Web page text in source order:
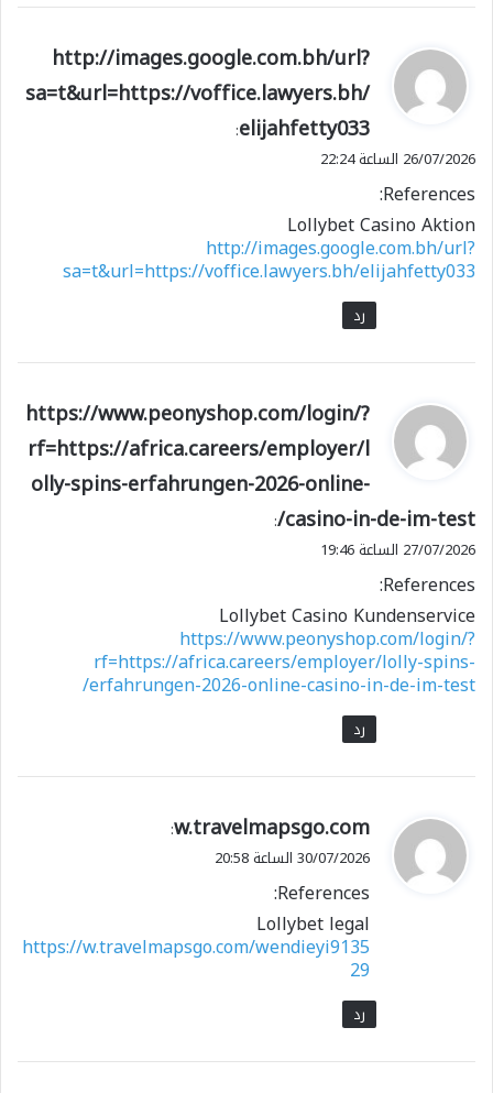
ي
ق
و
ل
http://images.google.com.bh/url?
sa=t&url=https://voffice.lawyers.bh/
elijahfetty033
:
26/07/2026 الساعة 22:24
References:
Lollybet Casino Aktion
http://images.google.com.bh/url?
sa=t&url=https://voffice.lawyers.bh/elijahfetty033
رد
ي
ق
و
ل
https://www.peonyshop.com/login/?
rf=https://africa.careers/employer/l
olly-spins-erfahrungen-2026-online-
casino-in-de-im-test/
:
27/07/2026 الساعة 19:46
References:
Lollybet Casino Kundenservice
https://www.peonyshop.com/login/?
rf=https://africa.careers/employer/lolly-spins-
erfahrungen-2026-online-casino-in-de-im-test/
رد
ي
ق
ل
w.travelmapsgo.com
:
30/07/2026 الساعة 20:58
References:
Lollybet legal
https://w.travelmapsgo.com/wendieyi9135
29
رد